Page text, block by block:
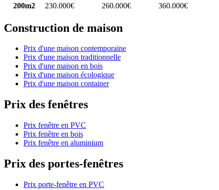
200m2
230.000€ 260.000€ 360.000€
Construction de maison
Prix d'une maison contemporaine
Prix d'une maison traditionnelle
Prix d'une maison en bois
Prix d'une maison écologique
Prix d'une maison container
Prix des fenêtres
Prix fenêtre en PVC
Prix fenêtre en bois
Prix fenêtre en aluminium
Prix des portes-fenêtres
Prix porte-fenêtre en PVC